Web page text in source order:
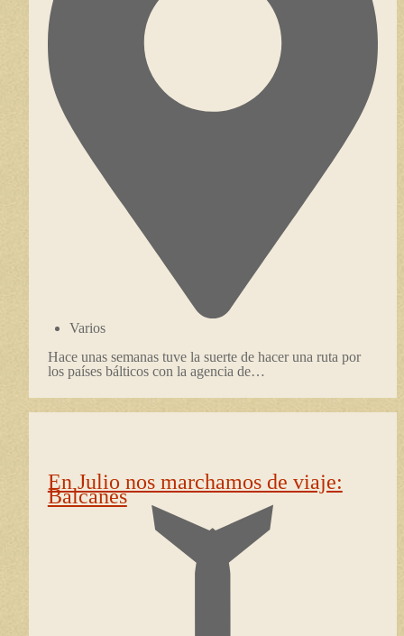
Varios
Hace unas semanas tuve la suerte de hacer una ruta por
los países bálticos con la agencia de…
En Julio nos marchamos de viaje:
Balcanes